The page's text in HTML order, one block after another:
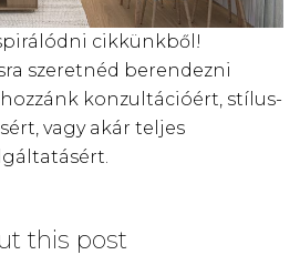
cikkünkből!
szeretnéd berendezni
konzultációért, stílus-
vagy akár teljes
this post